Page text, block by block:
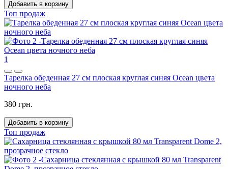
Добавить в корзину
Топ продаж
1
Тарелка обеденная 27 см плоская круглая синяя Ocean цвета
ночного неба
380 грн.
Добавить в корзину
Топ продаж